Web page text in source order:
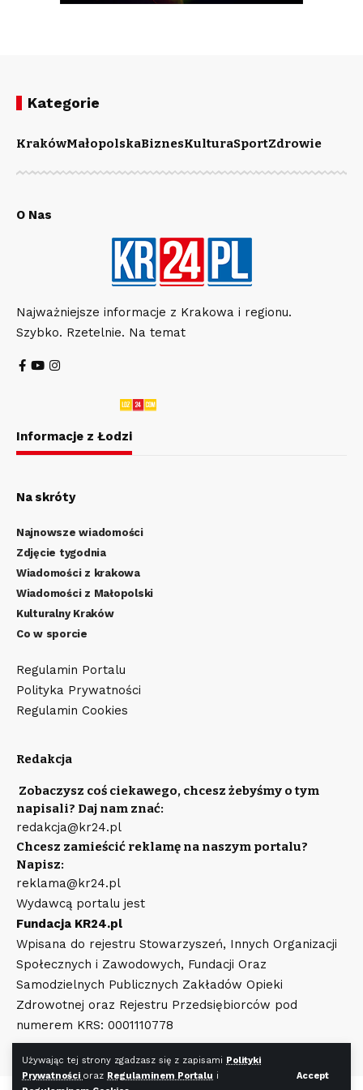
Używając tej strony zgadzasz się z zapisami Polityki
Prywatności oraz Regulaminem Portalu i
Accept
Kategorie
KrakówMałopolskaBiznesKulturaSportZdrowie
O Nas
Najważniejsze informacje z Krakowa i regionu.
Szybko. Rzetelnie. Na temat
Informacje z Łodzi
Na skróty
Najnowsze wiadomości
Zdjęcie tygodnia
Wiadomości z krakowa
Wiadomości z Małopolski
Kulturalny Kraków
Co w sporcie
Regulamin Portalu
Polityka Prywatności
Regulamin Cookies
Redakcja
Zobaczysz coś ciekawego, chcesz żebyśmy o tym
napisali? Daj nam znać:
redakcja@kr24.pl
Chcesz zamieścić reklamę na naszym portalu?
Napisz:
reklama@kr24.pl
Wydawcą portalu jest
Fundacja KR24.pl
Wpisana do rejestru Stowarzyszeń, Innych Organizacji
Społecznych i Zawodowych, Fundacji Oraz
Samodzielnych Publicznych Zakładów Opieki
Zdrowotnej oraz Rejestru Przedsiębiorców pod
numerem KRS: 0001110778